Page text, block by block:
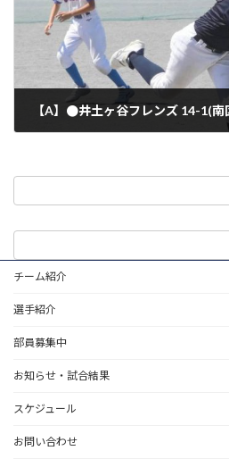
【A】●井土ヶ谷フレンズ 14-1(南
チーム紹介
選手紹介
部員募集中
お知らせ・試合結果
スケジュール
お問い合わせ